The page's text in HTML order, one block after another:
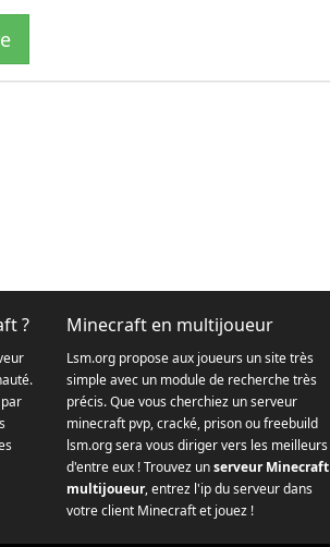
? Minecraft en multijoueur
Lsm.org propose aux joueurs un site très
simple avec un module de recherche très
précis. Que vous cherchiez un serveur
minecraft pvp, cracké, prison ou freebuild
lsm.org sera vous diriger vers les meilleurs
d'entre eux ! Trouvez unserveur Minecraft
multijoueur, entrez l'ip du serveur dans
votre client Minecraft et jouez !